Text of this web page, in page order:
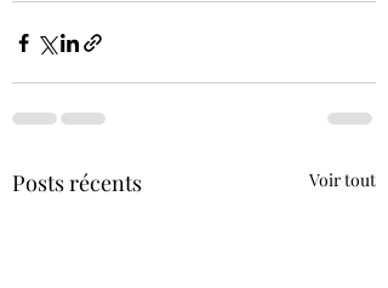
Posts récents Voir tout